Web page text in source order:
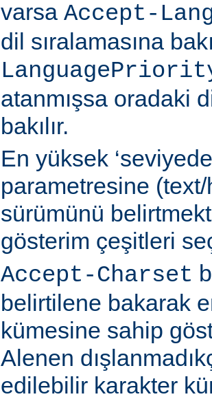
varsa Accept-
dil sıralamasına
atanmışsa oradaki
bakılır.
En yüksek
parametresine
sürümünü
gösterim çeşitleri
Accept-Charset
belirtilene bakarak
kümesine sahip
Alenen
edilebilir karakter